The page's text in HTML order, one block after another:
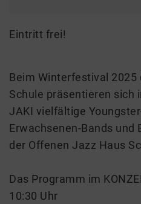
Eintritt frei!
Beim Winterfestival 2025
Schule präsentieren sich
JAKI vielfältige
Erwachsenen-Bands und
der Offenen Jazz Haus
Das Programm im
10:30 Uhr